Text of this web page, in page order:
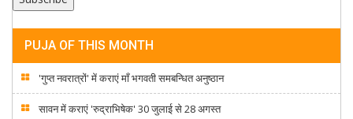
PUJA OF THIS MONTH
'गुप्त नवरात्रों' में कराएं माँ भगवती समबन्धित अनुष्ठान
सावन में कराएं 'रुद्राभिषेक' 30 जुलाई से 28 अगस्त